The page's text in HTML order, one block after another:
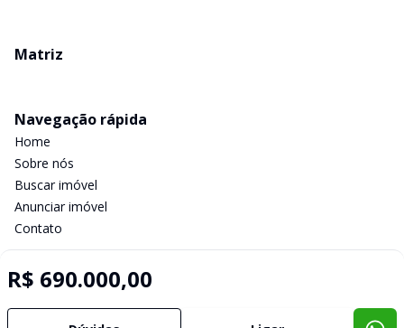
R$ 690.000,00
Matriz
Navegação rápida
Home
Sobre nós
Buscar imóvel
Anunciar imóvel
Contato
Selo de Tecnologia Loft